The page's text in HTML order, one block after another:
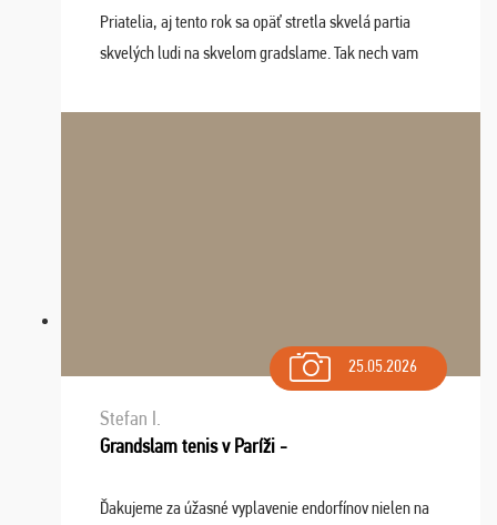
Priatelia, aj tento rok sa opäť stretla skvelá partia
skvelých ludi na skvelom gradslame. Tak nech vam
sa na budúci rok. Prajem vam este veľa ta ...
25.05.2026
Stefan I.
Grandslam tenis v Paríži -
Ďakujeme za úžasné vyplavenie endorfínov nielen na